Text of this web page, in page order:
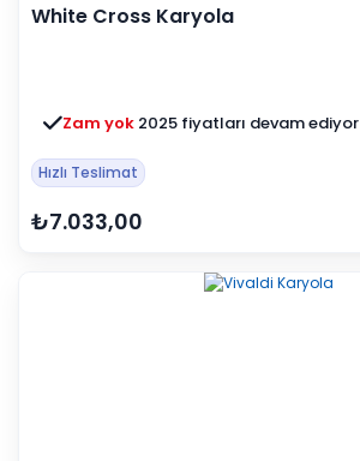
White Cross Karyola
Zam yok 2025 fiyatları devam ediyor
Hızlı Teslimat
₺7.033,00